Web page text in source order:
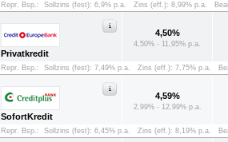
Repr. Bsp.: Sollzins (fest): 6,9% p.a. Zins (eff.): 8,99% p.a.
Privatkredit
4,50%
4,50% - 11,95% p.a.
Repr. Bsp.: Sollzins (fest): 7,49% p.a. Zins (eff.): 7,75% p.a.
SofortKredit
4,59%
2,99% - 12,99% p.a.
Repr. Bsp.: Sollzins (fest): 6,45% p.a. Zins (eff.): 8,19% p.a.